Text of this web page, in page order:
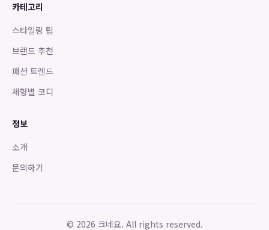
카테고리
스타일링 팁
브랜드 추천
패션 트렌드
체형별 코디
정보
소개
문의하기
© 2026 크네요. All rights reserved.